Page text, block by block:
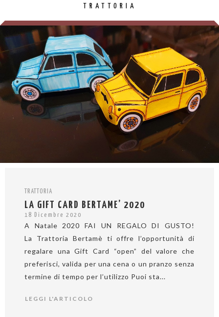
TRATTORIA
TRATTORIA
LA GIFT CARD BERTAME’ 2020
18 Dicembre 2020
A Natale 2020 FAI UN REGALO DI GUSTO!
La Trattoria Bertamè ti offre l’opportunità di
regalare una Gift Card “open” del valore che
preferisci, valida per una cena o un pranzo senza
termine di tempo per l’utilizzo Puoi sta...
LEGGI L'ARTICOLO